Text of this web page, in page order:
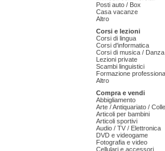
Posti auto / Box
Casa vacanze
Altro
Corsi e lezioni
Corsi di lingua
Corsi d'informatica
Corsi di musica /
Lezioni private
Scambi linguistici
Formazione
Altro
Compra e vendi
Abbigliamento
Arte / Antiquariato /
Articoli per bambini
Articoli sportivi
Audio / TV / Elettronica
DVD e videogame
Fotografia e video
Cellulari e accessori